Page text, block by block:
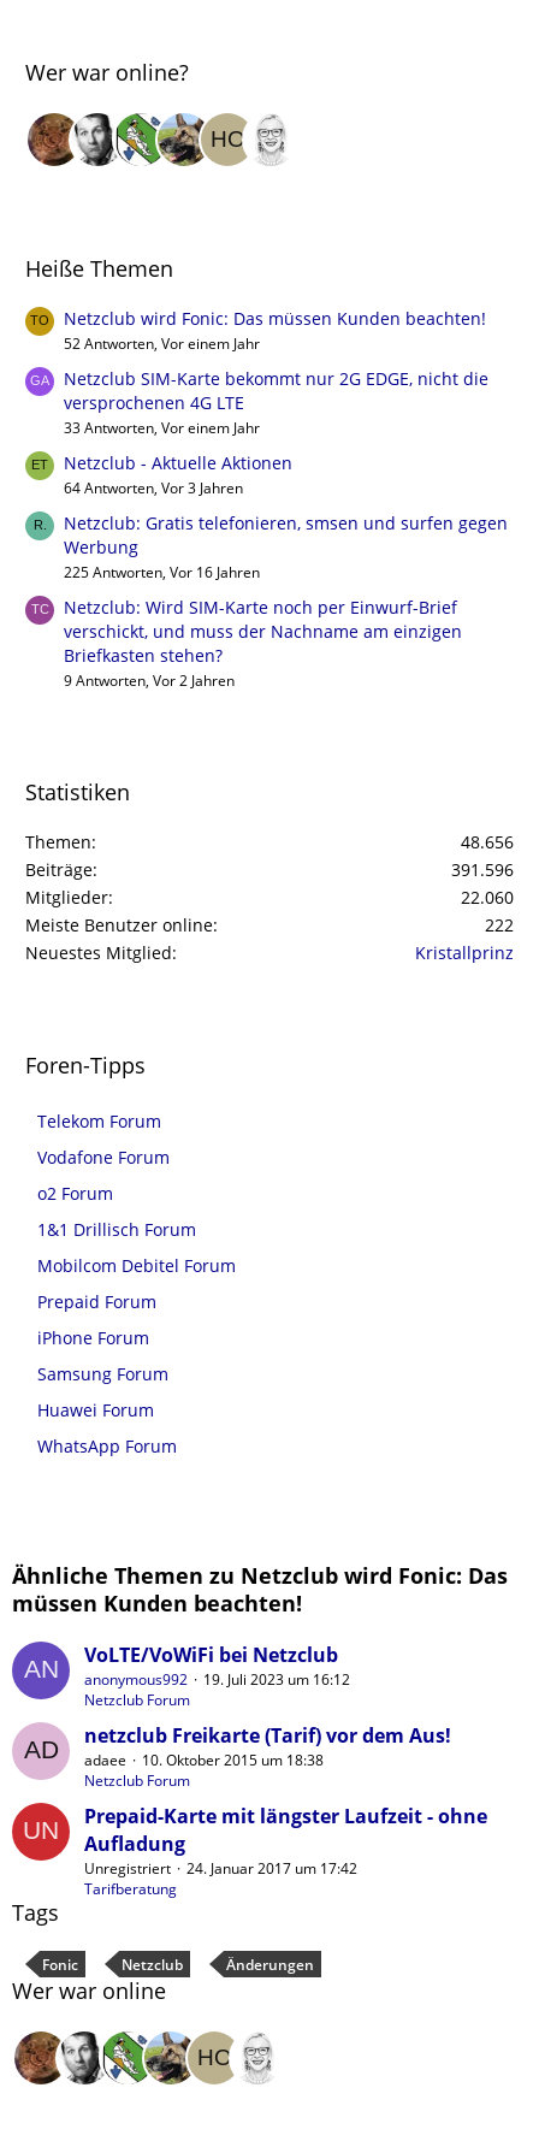
Wer war online?
Heiße Themen
Netzclub wird Fonic: Das müssen Kunden beachten!
52 Antworten, Vor einem Jahr
Netzclub SIM-Karte bekommt nur 2G EDGE, nicht die
versprochenen 4G LTE
33 Antworten, Vor einem Jahr
Netzclub - Aktuelle Aktionen
64 Antworten, Vor 3 Jahren
Netzclub: Gratis telefonieren, smsen und surfen gegen
Werbung
225 Antworten, Vor 16 Jahren
Netzclub: Wird SIM-Karte noch per Einwurf-Brief
verschickt, und muss der Nachname am einzigen
Briefkasten stehen?
9 Antworten, Vor 2 Jahren
Statistiken
Themen
48.656
Beiträge
391.596
Mitglieder
22.060
Meiste Benutzer online
222
Neuestes Mitglied
Kristallprinz
Foren-Tipps
Telekom Forum
Vodafone Forum
o2 Forum
1&1 Drillisch Forum
Mobilcom Debitel Forum
Prepaid Forum
iPhone Forum
Samsung Forum
Huawei Forum
WhatsApp Forum
Ähnliche Themen zu Netzclub wird Fonic: Das
müssen Kunden beachten!
VoLTE/VoWiFi bei Netzclub
anonymous992
19. Juli 2023 um 16:12
Netzclub Forum
netzclub Freikarte (Tarif) vor dem Aus!
adaee
10. Oktober 2015 um 18:38
Netzclub Forum
Prepaid-Karte mit längster Laufzeit - ohne
Aufladung
Unregistriert
24. Januar 2017 um 17:42
Tarifberatung
Tags
Fonic Netzclub Änderungen
Wer war online